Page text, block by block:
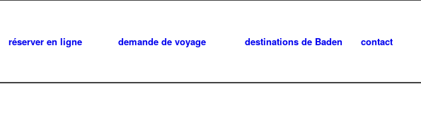
réserver en ligne demande de voyage destinations de Baden contact